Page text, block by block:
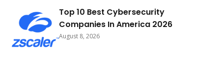
Top 10 Best Cybersecurity
Companies In America 2026
August 8, 2026